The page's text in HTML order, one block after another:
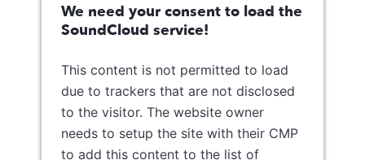
We need your consent to load the
SoundCloud service!
This content is not permitted to load
due to trackers that are not disclosed
to the visitor. The website owner
needs to setup the site with their CMP
to add this content to the list of